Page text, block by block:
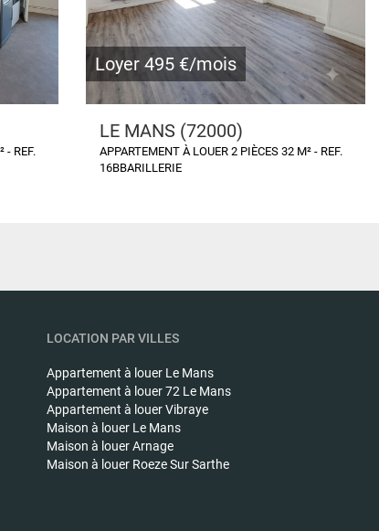
- REF.
Loyer 495 €/mois
LE MANS (72000)
APPARTEMENT À LOUER 2 PIÈCES 32 M² - REF.
16BBARILLERIE
LOCATION PAR VILLES
Appartement à louer Le Mans
Appartement à louer72 Le Mans
Appartement à louerVibraye
Maison à louer Le Mans
Maison à louerArnage
Maison à louer Roeze Sur Sarthe